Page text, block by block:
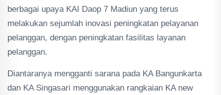
berbagai upaya KAI Daop 7 Madiun yang terus
melakukan sejumlah inovasi peningkatan pelayanan
pelanggan, dengan peningkatan fasilitas layanan
pelanggan.
Diantaranya mengganti sarana pada KA Bangunkarta
dan KA Singasari menggunakan rangkaian KA new